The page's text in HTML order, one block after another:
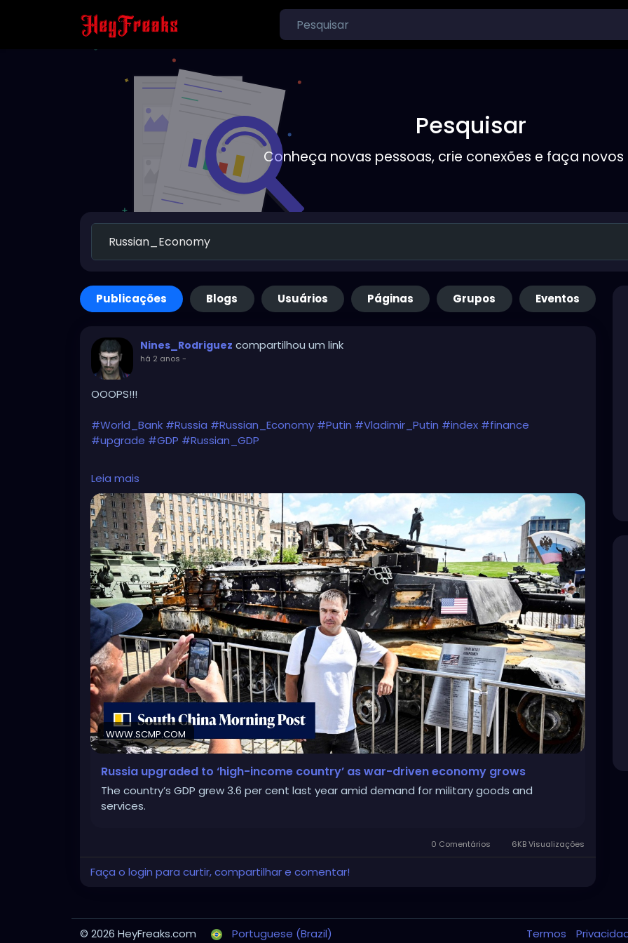
Pesquisar
Conheça novas pessoas, crie conexões e faça
Publicações Blogs Usuários Páginas Grupos Eventos
Nines_Rodriguez compartilhou um link
há 2 anos -
OOOPS!!!
#World_Bank #Russia #Russian_Economy #Putin #Vladimir_Putin #index #finance
#upgrade #GDP #Russian_GDP
https://www.scmp.com/news/world/russia-central-asia/article/3268984/world-bank-
upgrades-russia-high-income-country-war-driven-economy-grows
Leia mais
WWW.SCMP.COM
Russia upgraded to ‘high-income country’ as war-driven economy grows
The country’s GDP grew 3.6 per cent last year amid demand for military goods and
services.
0 Comentários 6KB Visualizações
Faça o login para curtir, compartilhar e comentar!
© 2026 HeyFreaks.com Portuguese (Brazil) Termos